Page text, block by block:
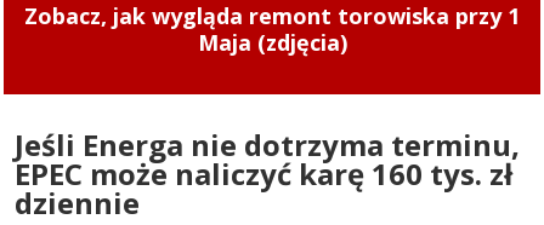
Zmiany cen ciepła w Elblągu. Nowe stawki
zaczęły obowiązywać od 1 sierpnia 2026 r.
Jeśli Energa nie dotrzyma terminu,
EPEC może naliczyć karę 160 tys. zł
dziennie